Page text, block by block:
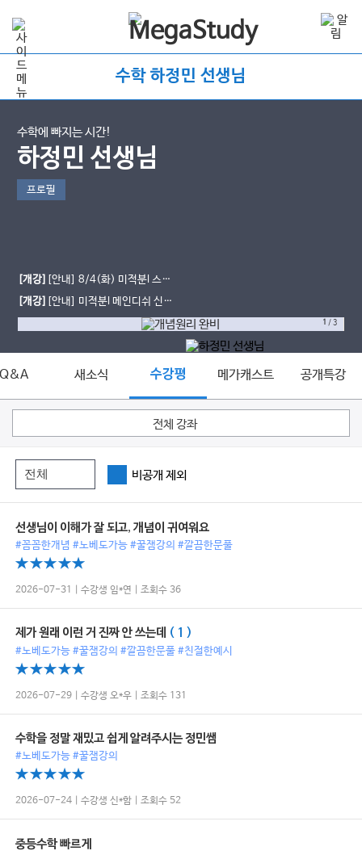
수학 하정민 선생님
수학에 빠지는 시간!
하정민 선생님
프로필
[개강] [안내] 8/4(화) 미적분l 스페
셜쿡 1단원 개강!
[개강] [안내] 미적분l 메인디쉬 신규
개강!
1 /3
새소식 수강평 메가캐스트 공개특강
전체 강좌
비공개 제외
선생님이 이해가 잘 되고, 개념이 귀여워요
#꼼꼼한개념 #노베도가능 #꿀잼강의 #깔끔한문풀
2026-07-31 | 수강생 임*연 | 조회수 36
제가 원래 이런 거 진짜 안 쓰는데 ( 1 )
#노베도가능 #꿀잼강의 #깔끔한문풀 #친절한예시
2026-07-29 | 수강생 오*우 | 조회수 131
수학을 정말 재밌고 쉽게 알려주시는 정민쌤
#노베도가능 #꿀잼강의
2026-07-24 | 수강생 신*함 | 조회수 52
중등수학 빠르게